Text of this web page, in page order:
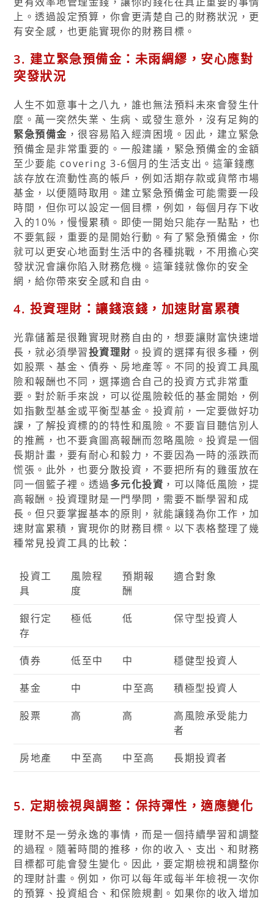
上。透過設定預算，你會更清楚自己的財務狀況，更
有安全感，也更能實現你的財務目標。
3. 建立緊急預備金：未雨綢繆，安心應對
突發狀況
人生不如意事十之八九，誰也無法預料未來會發生什
麼。萬一突然失業、生病、或發生意外，沒有足夠的
緊急預備金 ，很容易陷入經濟困境。因此，建立緊急
預備金是非常重要的。一般建議，緊急預備金的金額
至少要能 covering 3-6個月的生活支出。這筆錢應
該存放在流動性高的帳戶，例如活期存款或貨幣市場
基金，以便隨時取用。建立緊急預備金可能需要一段
時間，但你可以設定一個目標，例如，每個月存下收
入的10%，慢慢累積。即使一開始只能存一點點，也
不要氣餒，重要的是開始行動。有了緊急預備金，你
就可以更安心地面對生活中的各種挑戰，不用擔心突
發狀況會讓你陷入財務危機。這筆錢就像你的安全
網，給你帶來安全感和自由。
4. 投資理財：讓錢滾錢，加速財富累積
光靠儲蓄是很難實現財務自由的，想要讓財富快速增
長，就必須學習投資理財 。投資的選擇有很多種，例
如股票、基金、債券、房地產等。不同的投資工具風
險和報酬也不同，選擇適合自己的投資方式非常重
要。對於新手來說，可以從風險較低的基金開始，例
如指數型基金或平衡型基金。投資前，一定要做好功
課，了解投資標的的特性和風險。不要盲目聽信別人
的推薦，也不要貪圖高報酬而忽略風險。投資是一個
長期計畫，要有耐心和毅力，不要因為一時的漲跌而
慌張。此外，也要分散投資，不要把所有的雞蛋放在
同一個籃子裡。透過多元化投資 ，可以降低風險，提
高報酬。投資理財是一門學問，需要不斷學習和成
長。但只要掌握基本的原則，就能讓錢為你工作，加
速財富累積，實現你的財務目標。以下表格整理了幾
種常見投資工具的比較：
投資工
具
風險程
度
預期報
酬
適合對象
銀行定
存
極低 低 保守型投資人
債券 低至中 中 穩健型投資人
基金 中 中至高 積極型投資人
股票 高 高
高風險承受能力
者
房地產 中至高 中至高 長期投資者
5. 定期檢視與調整：保持彈性，適應變化
理財不是一勞永逸的事情，而是一個持續學習和調整
的過程。隨著時間的推移，你的收入、支出、和財務
目標都可能會發生變化。因此，要定期檢視和調整你
的理財計畫。例如，你可以每年或每半年檢視一次你
的預算、投資組合、和保險規劃。如果你的收入增加